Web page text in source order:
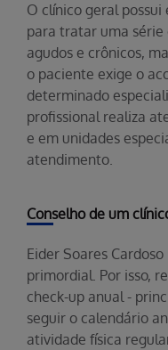
O clínico geral
para tratar uma série
agudos e crônicos,
o paciente exige o
determinado
profissional realiza
e em unidades
atendimento.
Conselho de um
Eider Soares
primordial. Por isso,
check-up anual -
seguir o calendário
atividade física